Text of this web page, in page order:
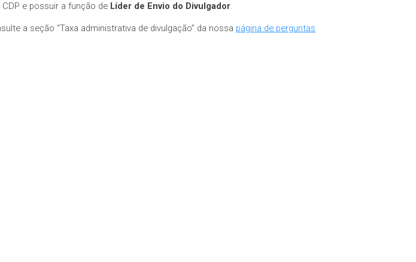
e possuir a função de Líder de Envio do Divulgador.
a seção “Taxa administrativa de divulgação” da nossa página de perguntas